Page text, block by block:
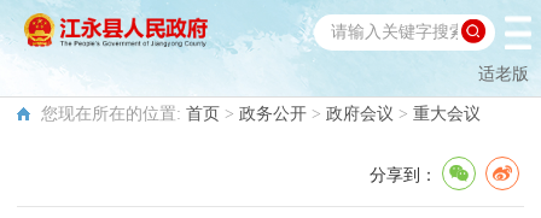
适老版
您现在所在的位置: 首页 > 政务公开 > 政府会议 > 重大会议
分享到：